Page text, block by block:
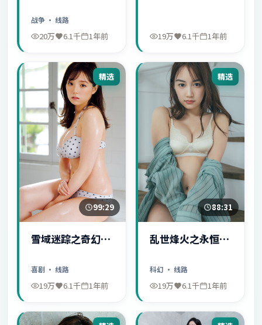
战争 · 线路
20万 6.1千 1年前 19万 6.1千 1年前
精选
99:29
雪域迷踪之奇幻冒
喜剧 · 线路
19万 6.1千 1年前
精选
88:31
乱世烽火之永恒爱
科幻 · 线路
19万 6.1千 1年前